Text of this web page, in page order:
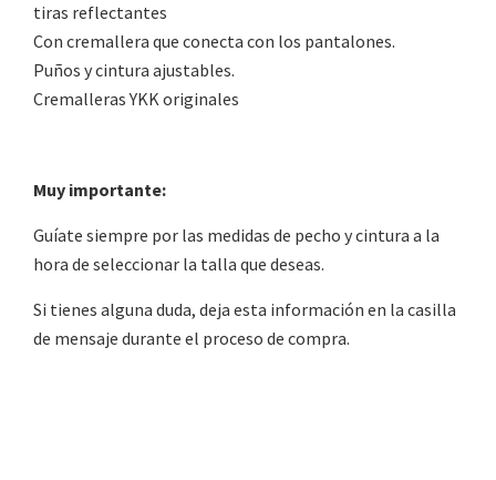
tiras reflectantes
Con cremallera que conecta con los pantalones.
Puños y cintura ajustables.
Cremalleras YKK originales
Muy importante:
Guíate siempre por las medidas de pecho y cintura a la
hora de seleccionar la talla que deseas.
Si tienes alguna duda, deja esta información en la casilla
de mensaje durante el proceso de compra.